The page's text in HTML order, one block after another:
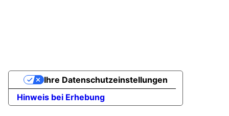
Hinweis bei Erhebung
Ihre Datenschutzeinstellungen